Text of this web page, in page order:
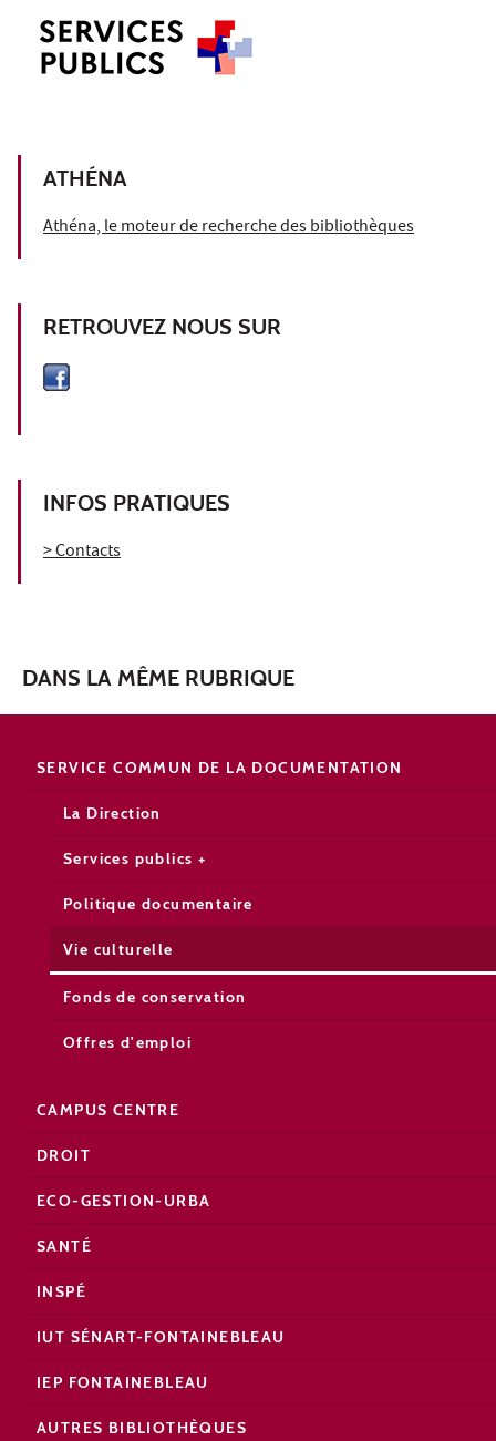
ATHÉNA
Athéna, le moteur de recherche des bibliothèques
RETROUVEZ NOUS SUR
INFOS PRATIQUES
> Contacts
DANS LA MÊME RUBRIQUE
SERVICE COMMUN DE LA DOCUMENTATION
La Direction
Services publics +
Politique documentaire
Vie culturelle
Fonds de conservation
Offres d'emploi
CAMPUS CENTRE
DROIT
ECO-GESTION-URBA
SANTÉ
INSPÉ
IUT SÉNART-FONTAINEBLEAU
IEP FONTAINEBLEAU
AUTRES BIBLIOTHÈQUES